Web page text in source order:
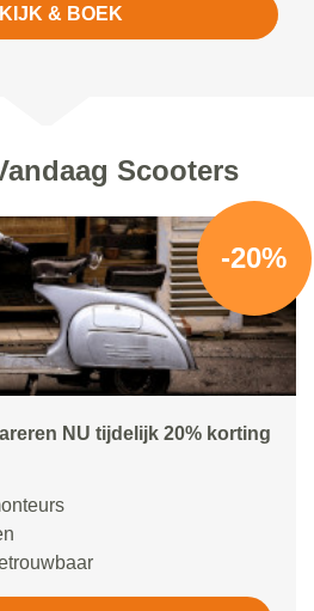
& BOEK
Scooters
-20%
NU tijdelijk 20% korting